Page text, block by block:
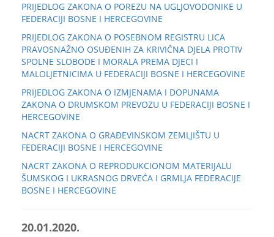
PRIJEDLOG ZAKONA O POREZU NA UGLJOVODONIKE U
FEDERACIJI BOSNE I HERCEGOVINE
PRIJEDLOG ZAKONA O POSEBNOM REGISTRU LICA
PRAVOSNAŽNO OSUĐENIH ZA KRIVIČNA DJELA PROTIV
SPOLNE SLOBODE I MORALA PREMA DJECI I
MALOLJETNICIMA U FEDERACIJI BOSNE I HERCEGOVINE
PRIJEDLOG ZAKONA O IZMJENAMA I DOPUNAMA
ZAKONA O DRUMSKOM PREVOZU U FEDERACIJI BOSNE I
HERCEGOVINE
NACRT ZAKONA O GRAĐEVINSKOM ZEMLJIŠTU U
FEDERACIJI BOSNE I HERCEGOVINE
NACRT ZAKONA O REPRODUKCIONOM MATERIJALU
ŠUMSKOG I UKRASNOG DRVEĆA I GRMLJA FEDERACIJE
BOSNE I HERCEGOVINE
20.01.2020.